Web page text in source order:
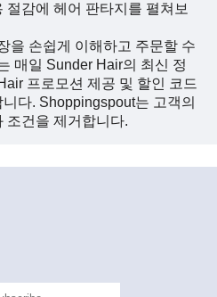
절감에 헤어 판타지를 펼쳐보
을 손쉽게 이해하고 주문할 수
매일 Sunder Hair의 최신 정
프로모션 제공 및 할인 코드
다. Shoppingspout는 고객의
조건을 제거합니다.